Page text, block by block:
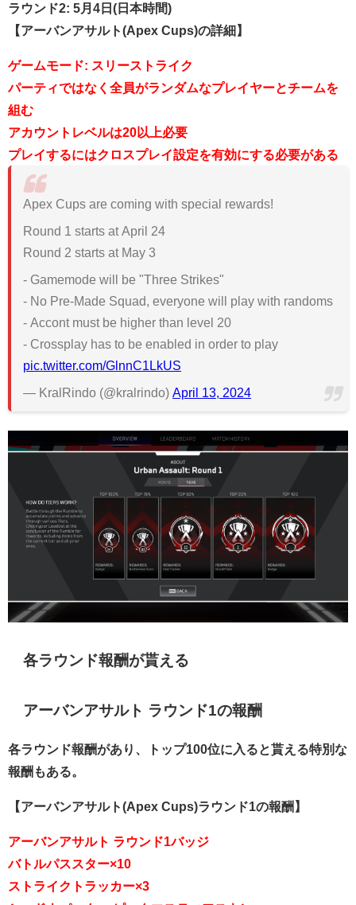
ラウンド2: 5月4日(日本時間)
【アーバンアサルト(Apex Cups)の詳細 】
ゲームモード: スリーストライク
パーティではなく全員がランダムなプレイヤーとチームを
組む
アカウントレベルは20以上必要
プレイするにはクロスプレイ設定を有効にする必要がある
Apex Cups are coming with special rewards!
Round 1 starts at April 24
Round 2 starts at May 3
- Gamemode will be "Three Strikes"
- No Pre-Made Squad, everyone will play with randoms
- Accont must be higher than level 20
- Crossplay has to be enabled in order to play
pic.twitter.com/GlnnC1LkUS
— KralRindo (@kralrindo) April 13, 2024
各ラウンド報酬が貰える
アーバンアサルト ラウンド1の報酬
各ラウンド報酬があり、トップ100位に入ると貰える特別な
報酬もある。
【アーバンアサルト(Apex Cups)ラウンド1の報酬 】
アーバンアサルト ラウンド1バッジ
バトルパススター×10
ストライクトラッカー×3